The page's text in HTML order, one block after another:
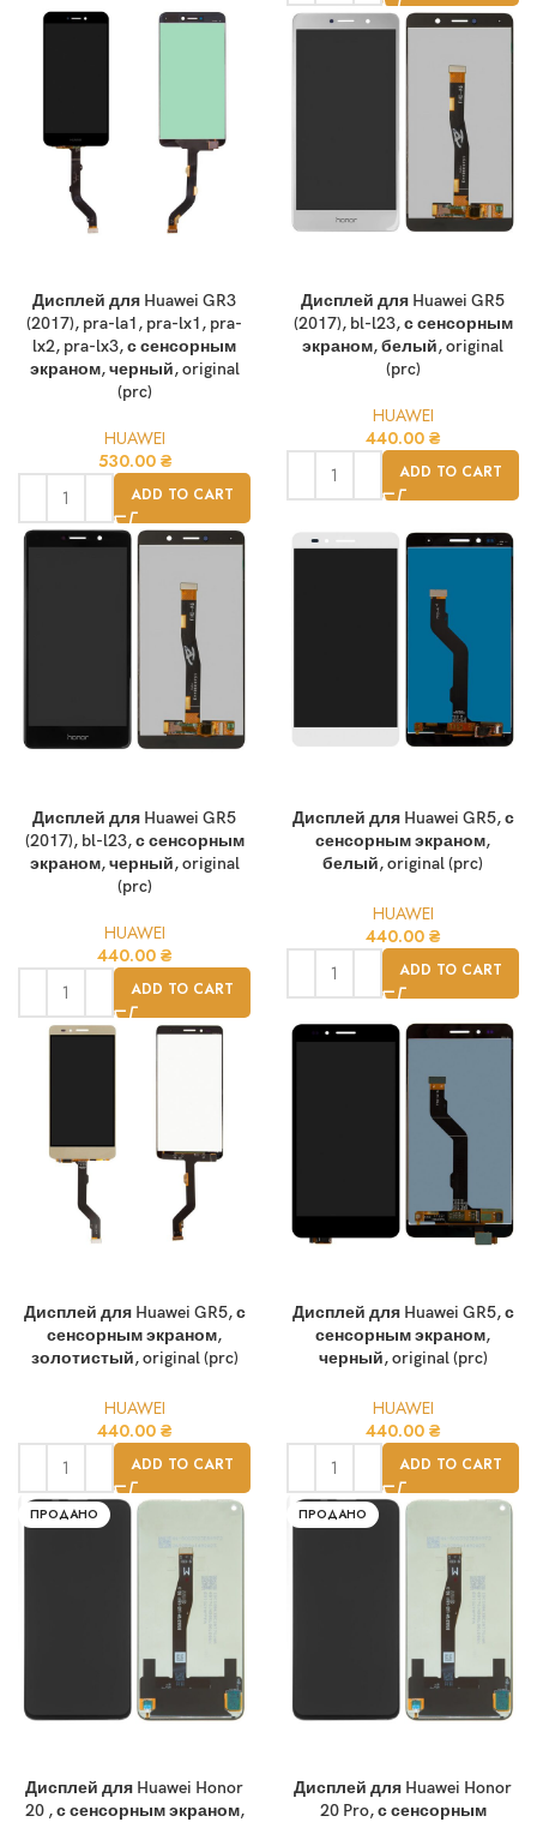
Дисплей для Huawei GR3
(2017), pra-la1, pra-lx1, pra-
lx2, pra-lx3, с сенсорным
экраном, черный, original
(prc)
HUAWEI
530.00 ₴
ADD TO CART
Дисплей для Huawei GR5
(2017), bl-l23, с сенсорным
экраном, белый, original
(prc)
HUAWEI
440.00 ₴
ADD TO CART
Дисплей для Huawei GR5
(2017), bl-l23, с сенсорным
экраном, черный, original
(prc)
HUAWEI
440.00 ₴
ADD TO CART
Дисплей для Huawei GR5, с
сенсорным экраном,
белый, original (prc)
HUAWEI
440.00 ₴
ADD TO CART
Дисплей для Huawei GR5, с
сенсорным экраном,
золотистый, original (prc)
HUAWEI
440.00 ₴
ADD TO CART
Дисплей для Huawei GR5, с
сенсорным экраном,
черный, original (prc)
HUAWEI
440.00 ₴
ADD TO CART
ПРОДАНО
Дисплей для Huawei Honor
20 , с сенсорным экраном,
ПРОДАНО
Дисплей для Huawei Honor
20 Pro, с сенсорным